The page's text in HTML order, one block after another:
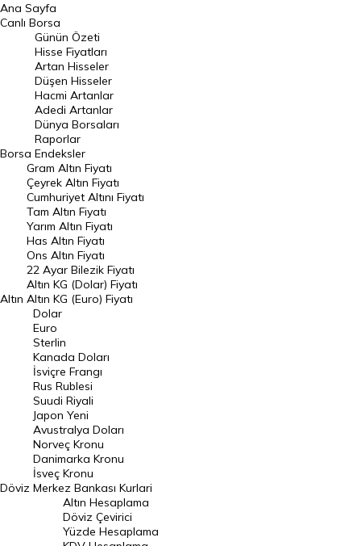
BIST 100 Hisseleri
En Çok Artan Hisseler
En Çok Düşen Hisseler
Hacmi Artanlar
Geçmiş Kapanışlar
Dünya Borsaları
Raporlar
Endeksler
DÖVİZ
Döviz Kuru
Dolar Kuru
Euro Kuru
Pound Kuru
Frank Kuru
Riyal Kuru
Avustralya Doları
Danimarka Kronu Kuru
Kanada Doları Kuru
Norveç Kronu Kuru
İsveç Kronu Kuru
Japon Yeni Kuru
Ana Sayfa
Canlı Borsa
Borsa
Günün Özeti
Hisse Fiyatları
Artan Hisseler
Düşen Hisseler
Hacmi Artanlar
Adedi Artanlar
Dünya Borsaları
Raporlar
Endeksler
Altın
Gram Altın Fiyatı
Çeyrek Altın Fiyatı
Cumhuriyet Altını Fiyatı
Tam Altın Fiyatı
Yarım Altın Fiyatı
Has Altın Fiyatı
Ons Altın Fiyatı
22 Ayar Bilezik Fiyatı
Altın KG (Dolar) Fiyatı
Altın KG (Euro) Fiyatı
Döviz
Dolar
Euro
Sterlin
Kanada Doları
İsviçre Frangı
Rus Rublesi
Suudi Riyali
Japon Yeni
Avustralya Doları
Norveç Kronu
Danimarka Kronu
İsveç Kronu
Merkez Bankası Kurlari
Altın Hesaplama
Döviz Çevirici
Yüzde Hesaplama